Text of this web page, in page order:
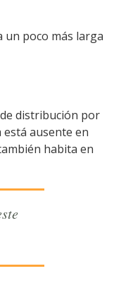
un poco más larga
distribución por
ausente en
habita en